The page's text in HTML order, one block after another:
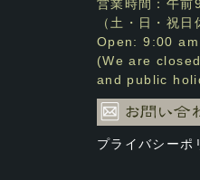
営業時間：午
（土・日・祝日
Open: 9:00
(We are
and public
プライバシーポ